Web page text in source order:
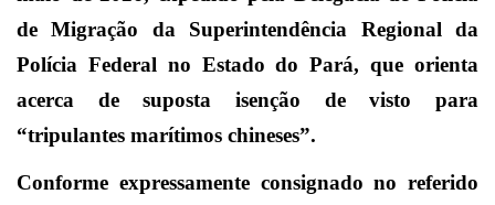
de Migração da Superintendência Regional da
Polícia Federal no Estado do Pará, que orienta
acerca de suposta isenção de visto para
“tripulantes marítimos chineses”.
Conforme expressamente consignado no referido